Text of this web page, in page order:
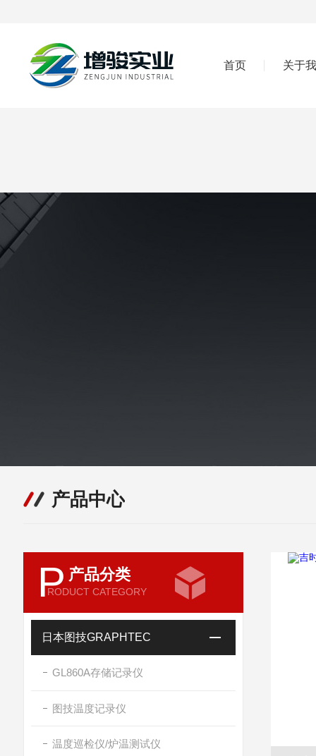
首页 关于
产品中心
P 产品分类
RODUCT CATEGORY
日本图技GRAPHTEC
GL860A存储记录仪
图技温度记录仪
温度巡检仪/炉温测试仪